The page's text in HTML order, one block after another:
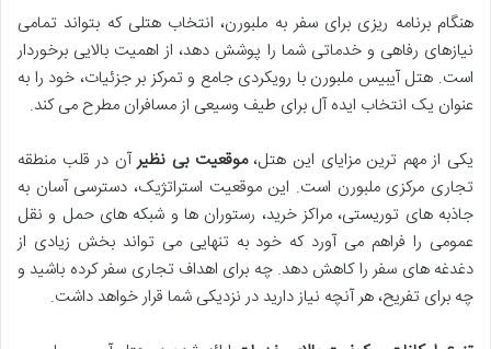
هنگام برنامه ریزی برای سفر به ملبورن، انتخاب هتلی که بتواند تمامی
نیازهای رفاهی و خدماتی شما را پوشش دهد، از اهمیت بالایی برخوردار
است. هتل آیبیس ملبورن با رویکردی جامع و تمرکز بر جزئیات، خود را به
عنوان یک انتخاب ایده آل برای طیف وسیعی از مسافران مطرح می کند.
یکی از مهم ترین مزایای این هتل،موقعیت بی نظیرآن در قلب منطقه
تجاری مرکزی ملبورن است. این موقعیت استراتژیک، دسترسی آسان به
جاذبه های توریستی، مراکز خرید، رستوران ها و شبکه های حمل و نقل
عمومی را فراهم می آورد که خود به تنهایی می تواند بخش زیادی از
دغدغه های سفر را کاهش دهد. چه برای اهداف تجاری سفر کرده باشید و
چه برای تفریح، هر آنچه نیاز دارید در نزدیکی شما قرار خواهد داشت.